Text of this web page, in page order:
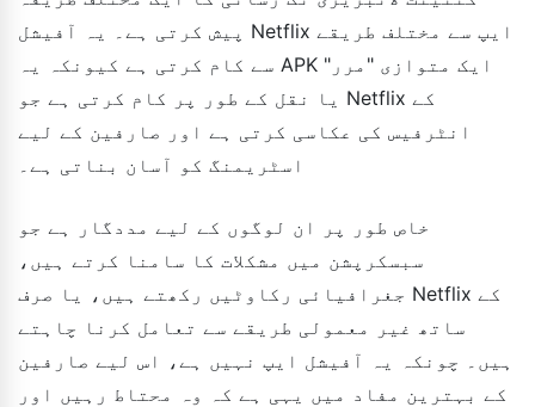
پیش کرتی ہے۔ یہ آفیشل Netflix ایپ سے مختلف طریقے
سے کام کرتی ہے کیونکہ یہ APK ایک متوازی "مرر"
یا نقل کے طور پر کام کرتی ہے جو Netflix کے
انٹرفیس کی عکاسی کرتی ہے اور صارفین کے لیے
اسٹریمنگ کو آسان بناتی ہے۔
خاص طور پر ان لوگوں کے لیے مددگار ہے جو
سبسکرپشن میں مشکلات کا سامنا کرتے ہیں،
جغرافیائی رکاوٹیں رکھتے ہیں، یا صرف Netflix کے
ساتھ غیر معمولی طریقے سے تعامل کرنا چاہتے
ہیں۔ چونکہ یہ آفیشل ایپ نہیں ہے، اس لیے صارفین
کے بہترین مفاد میں یہی ہے کہ وہ محتاط رہیں اور